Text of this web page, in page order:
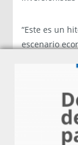
“Este es un
escenario
En la
se traduce